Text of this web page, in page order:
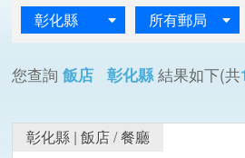
彰化縣 所有郵局
您查詢 飯店 彰化縣 結果如下(共
彰化縣 |飯店/餐廳